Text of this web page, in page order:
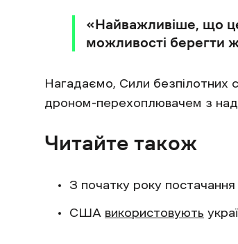
«Найважливіше, що
можливості берегти
Нагадаємо, Сили безпілотних
дроном-перехоплювачем з
Читайте також
З початку року постачання
США використовують